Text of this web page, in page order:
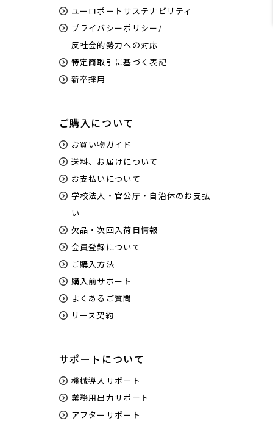
ユーロポートサステナビリティ
プライバシーポリシー/
反社会的勢力への対応
特定商取引に基づく表記
新卒採用
ご購入について
お買い物ガイド
送料、お届けについて
お支払いについて
学校法人・官公庁・自治体のお支払
い
欠品・次回入荷日情報
会員登録について
ご購入方法
購入前サポート
よくあるご質問
リース契約
サポートについて
機械導入サポート
業務用出力サポート
アフターサポート